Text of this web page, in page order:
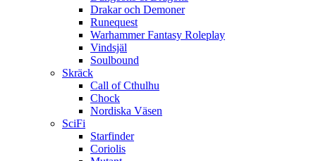
Drakar och Demoner
Runequest
Warhammer Fantasy Roleplay
Vindsjäl
Soulbound
Skräck
Call of Cthulhu
Chock
Nordiska Väsen
SciFi
Starfinder
Coriolis